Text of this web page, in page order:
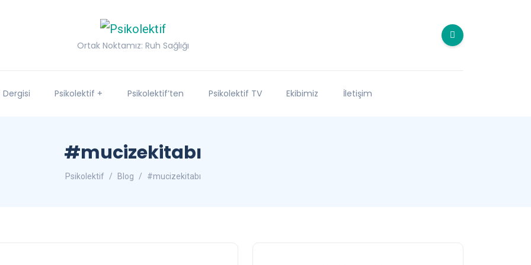
Ortak Noktamız: Ruh Sağlığı
Psikolektif + Psikolektif’ten Psikolektif TV Ekibimiz İletişim
#mucizekitabı
Psikolektif Blog #mucizekitabı